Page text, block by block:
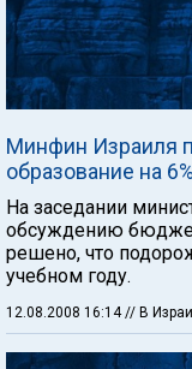
Минфин Израиля
образование на 6%
На заседании
обсуждению
решено, что
учебном году.
12.08.2008 16:14// В